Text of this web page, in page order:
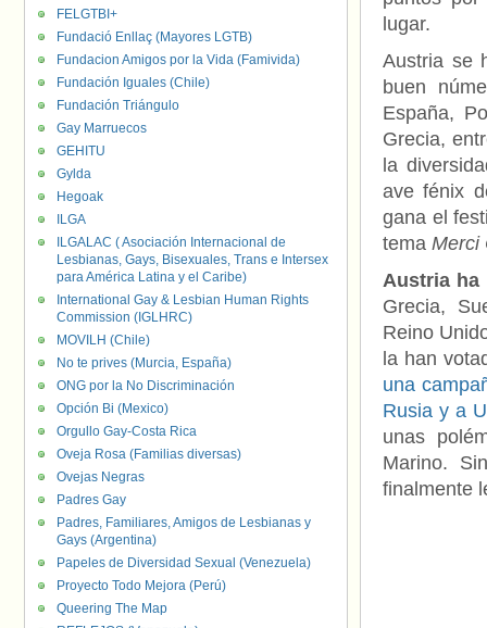
lugar.
Austria se
buen
España,
Grecia,
la
ave fénix
gana el
tema Merci
Austria ha
Grecia,
Reino
la han
una
Rusia y a
unas
Marino.
finalmente
FELGTBI+
Fundació Enllaç (Mayores LGTB)
Fundacion Amigos por la Vida (Famivida)
Fundación Iguales (Chile)
Fundación Triángulo
Gay Marruecos
GEHITU
Gylda
Hegoak
ILGA
ILGALAC ( Asociación Internacional de
Lesbianas, Gays, Bisexuales, Trans e Intersex
para América Latina y el Caribe)
International Gay & Lesbian Human Rights
Commission (IGLHRC)
MOVILH (Chile)
No te prives (Murcia, España)
ONG por la No Discriminación
Opción Bi (Mexico)
Orgullo Gay-Costa Rica
Oveja Rosa (Familias diversas)
Ovejas Negras
Padres Gay
Padres, Familiares, Amigos de Lesbianas y
Gays (Argentina)
Papeles de Diversidad Sexual (Venezuela)
Proyecto Todo Mejora (Perú)
Queering The Map